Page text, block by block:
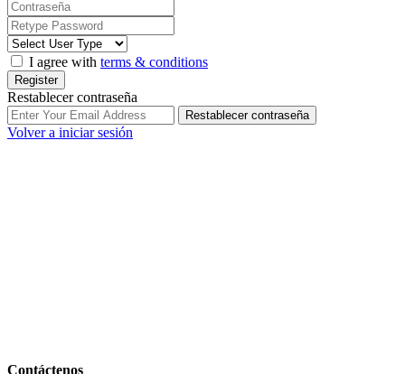
I agree with terms & conditions
Register
Restablecer contraseña
Restablecer contraseña
Volver a iniciar sesión
Contáctenos